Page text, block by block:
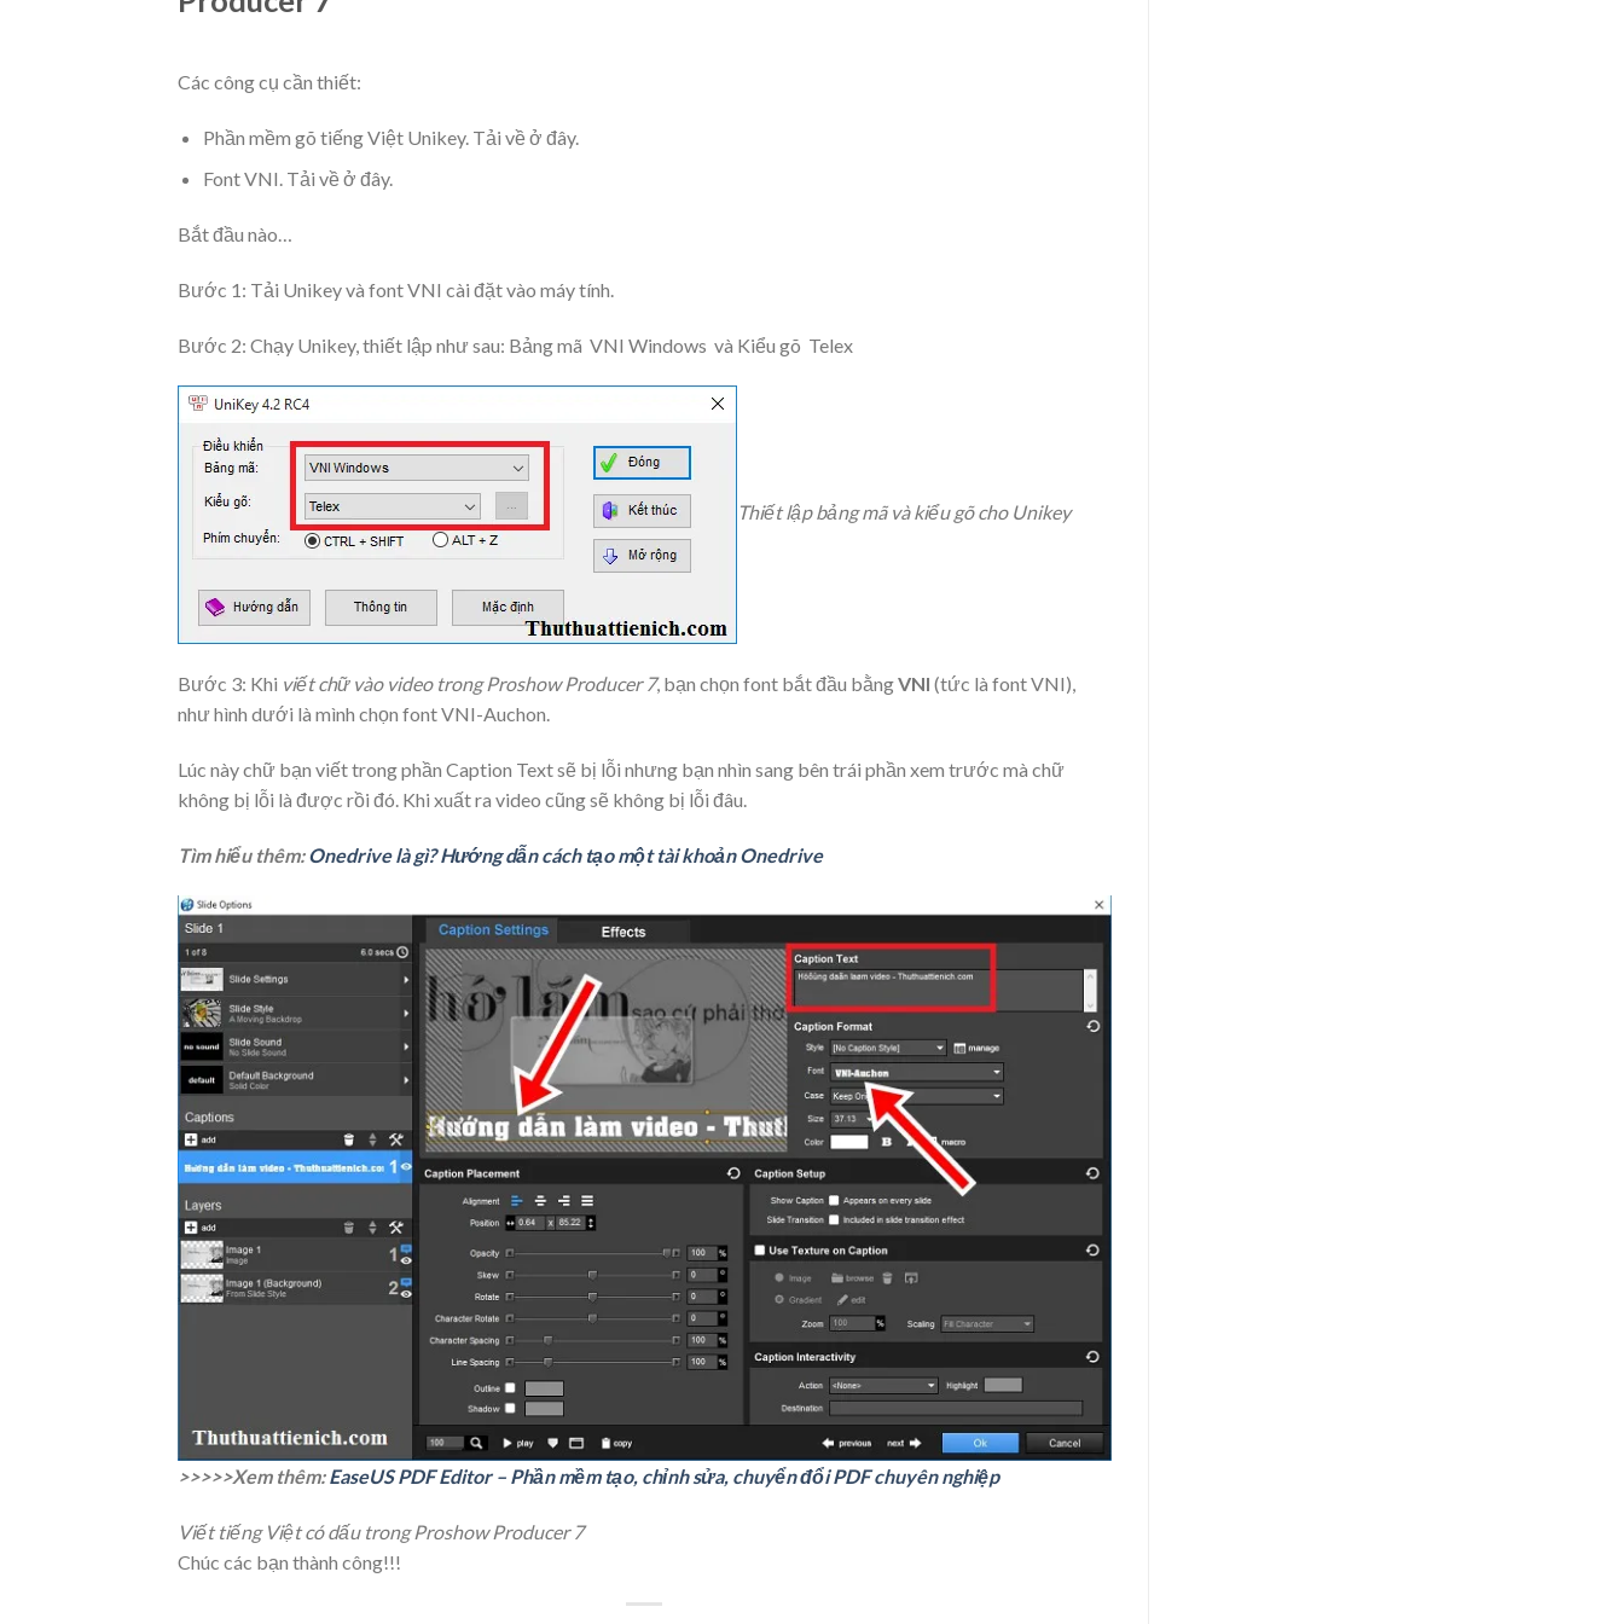
Các công cụ cần thiết:
Phần mềm gõ tiếng Việt Unikey. Tải về ở đây.
Font VNI. Tải về ở đây.
Bắt đầu nào…
Bước 1: Tải Unikey và font VNI cài đặt vào máy tính.
Bước 2: Chạy Unikey, thiết lập như sau: Bảng mã VNI Windows và Kiểu gõ Telex
Thiết lập bảng mã và kiểu gõ cho Unikey
Bước 3: Khi viết chữ vào video trong Proshow Producer 7, bạn chọn font bắt đầu bằngVNI (tức là font VNI),
như hình dưới là mình chọn font VNI-Auchon.
Lúc này chữ bạn viết trong phần Caption Text sẽ bị lỗi nhưng bạn nhìn sang bên trái phần xem trước mà chữ
không bị lỗi là được rồi đó. Khi xuất ra video cũng sẽ không bị lỗi đâu.
Tìm hiểu thêm:Onedrive là gì? Hướng dẫn cách tạo một tài khoản Onedrive
>>>>>Xem thêm:EaseUS PDF Editor – Phần mềm tạo, chỉnh sửa, chuyển đổi PDF chuyên nghiệp
Viết tiếng Việt có dấu trong Proshow Producer 7
Chúc các bạn thành công!!!